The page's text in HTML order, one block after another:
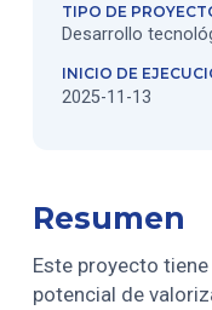
TIPO DE
Desarrollo
INICIO DE
2025-11-13
Resumen
Este proyecto
potencial de